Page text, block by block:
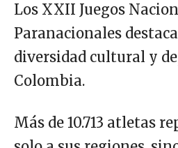
Los XXII Juegos
Paranacionales
diversidad cultural y
Colombia.
Más de 10.713 atletas